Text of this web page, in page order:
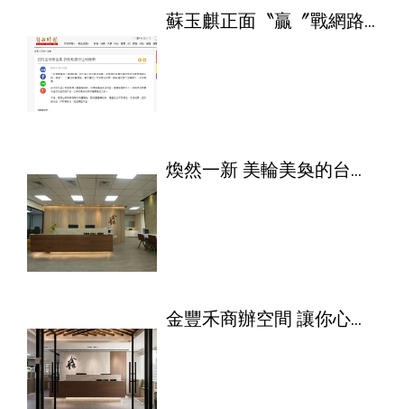
蘇玉麒正面〝贏〞戰網路
煥然一新 美輪美奐的台南
金豐禾商辦空間 讓你心靜